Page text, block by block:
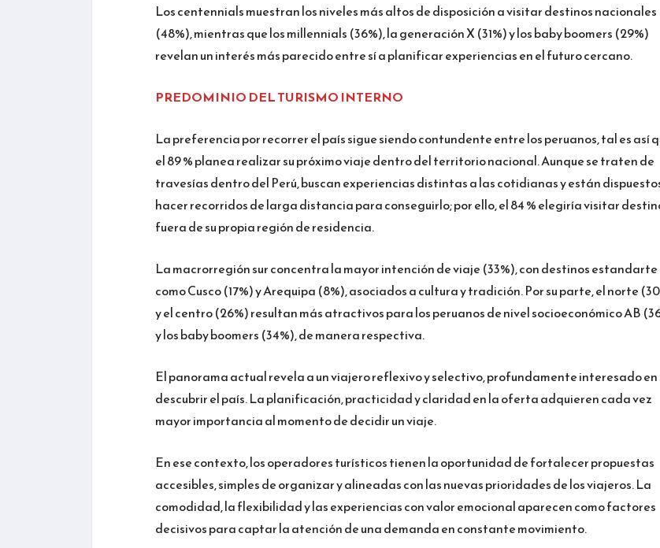
Los centennials muestran los niveles más altos de disposición a visitar destinos nacionales
(48%), mientras que los millennials (36%), la generación X (31%) y los baby boomers (29%)
revelan un interés más parecido entre sí a planificar experiencias en el futuro cercano.
PREDOMINIO DEL TURISMO INTERNO
La preferencia por recorrer el país sigue siendo contundente entre los peruanos, tal es así
el 89 % planea realizar su próximo viaje dentro del territorio nacional. Aunque se traten de
travesías dentro del Perú, buscan experiencias distintas a las cotidianas y están
hacer recorridos de larga distancia para conseguirlo; por ello, el 84 % elegiría visitar
fuera de su propia región de residencia.
La macrorregión sur concentra la mayor intención de viaje (33%), con destinos estandarte
como Cusco (17%) y Arequipa (8%), asociados a cultura y tradición. Por su parte, el norte
y el centro (26%) resultan más atractivos para los peruanos de nivel socioeconómico AB
y los baby boomers (34%), de manera respectiva.
El panorama actual revela a un viajero reflexivo y selectivo, profundamente interesado en
descubrir el país. La planificación, practicidad y claridad en la oferta adquieren cada vez
mayor importancia al momento de decidir un viaje.
En ese contexto, los operadores turísticos tienen la oportunidad de fortalecer propuestas
accesibles, simples de organizar y alineadas con las nuevas prioridades de los viajeros. La
comodidad, la flexibilidad y las experiencias con valor emocional aparecen como factores
decisivos para captar la atención de una demanda en constante movimiento.